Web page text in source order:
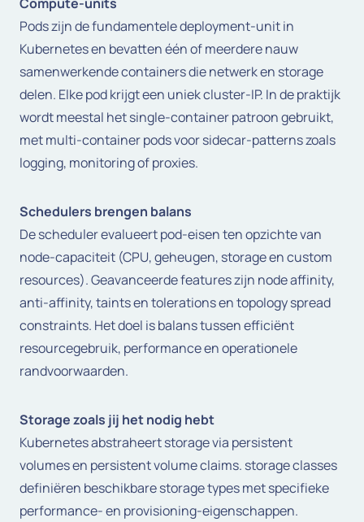
Pods zijn de fundamentele deployment-unit in
Kubernetes en bevatten één of meerdere nauw
samenwerkende containers die netwerk en storage
delen. Elke pod krijgt een uniek cluster-IP. In de praktijk
wordt meestal het single-container patroon gebruikt,
met multi-container pods voor sidecar-patterns zoals
logging, monitoring of proxies.
Schedulers brengen balans
De scheduler evalueert pod-eisen ten opzichte van
node-capaciteit (CPU, geheugen, storage en custom
resources). Geavanceerde features zijn node affinity,
anti-affinity, taints en tolerations en topology spread
constraints. Het doel is balans tussen efficiënt
resourcegebruik, performance en operationele
randvoorwaarden.
Storage zoals jij het nodig hebt
Kubernetes abstraheert storage via persistent
volumes en persistent volume claims. storage classes
definiëren beschikbare storage types met specifieke
performance- en provisioning-eigenschappen.